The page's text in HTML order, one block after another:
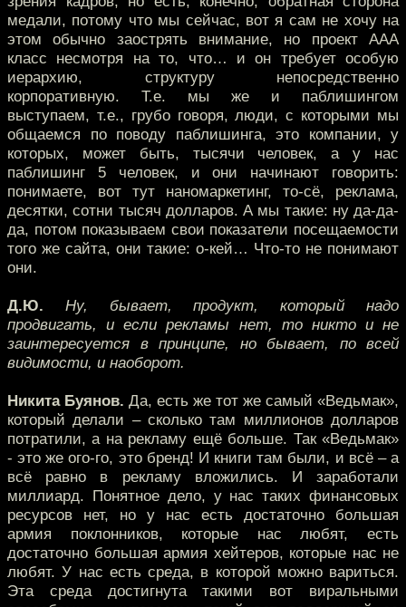
медали, потому что мы сейчас, вот я сам не хочу на
этом обычно заострять внимание, но проект ААА
класс несмотря на то, что… и он требует особую
иерархию, структуру непосредственно
корпоративную. Т.е. мы же и паблишингом
выступаем, т.е., грубо говоря, люди, с которыми мы
общаемся по поводу паблишинга, это компании, у
которых, может быть, тысячи человек, а у нас
паблишинг 5 человек, и они начинают говорить:
понимаете, вот тут наномаркетинг, то-сё, реклама,
десятки, сотни тысяч долларов. А мы такие: ну да-да-
да, потом показываем свои показатели посещаемости
того же сайта, они такие: о-кей… Что-то не понимают
они.
Д.Ю. Ну, бывает, продукт, который надо
продвигать, и если рекламы нет, то никто и не
заинтересуется в принципе, но бывает, по всей
видимости, и наоборот.
Никита Буянов. Да, есть же тот же самый «Ведьмак»,
который делали – сколько там миллионов долларов
потратили, а на рекламу ещё больше. Так «Ведьмак»
- это же ого-го, это бренд! И книги там были, и всё – а
всё равно в рекламу вложились. И заработали
миллиард. Понятное дело, у нас таких финансовых
ресурсов нет, но у нас есть достаточно большая
армия поклонников, которые нас любят, есть
достаточно большая армия хейтеров, которые нас не
любят. У нас есть среда, в которой можно вариться.
Эта среда достигнута такими вот виральными